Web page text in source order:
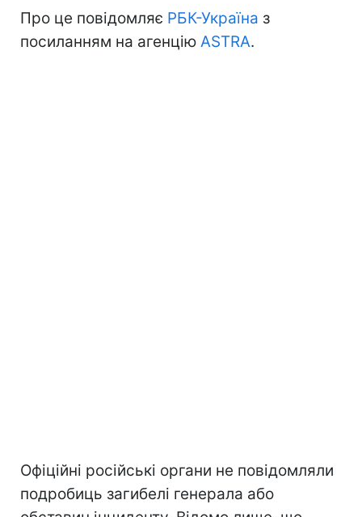
Про це повідомляє РБК-Україна з
посиланням на агенцію ASTRA.
Офіційні російські органи не повідомляли
подробиць загибелі генерала або